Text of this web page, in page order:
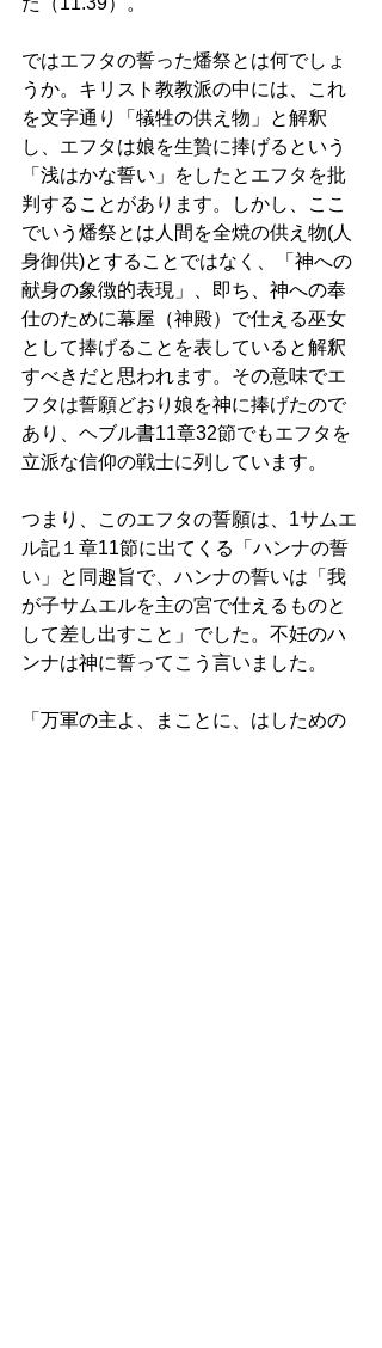
ではエフタの誓った燔祭とは何でしょ
うか。キリスト教教派の中には、これ
を文字通り「犠牲の供え物」と解釈
し、エフタは娘を生贄に捧げるという
「浅はかな誓い」をしたとエフタを批
判することがあります。しかし、ここ
でいう燔祭とは人間を全焼の供え物(人
身御供)とすることではなく、「神への
献身の象徴的表現」、即ち、神への奉
仕のために幕屋（神殿）で仕える巫女
として捧げることを表していると解釈
すべきだと思われます。その意味でエ
フタは誓願どおり娘を神に捧げたので
あり、ヘブル書11章32節でもエフタを
立派な信仰の戦士に列しています。
つまり、このエフタの誓願は、1サムエ
ル記１章11節に出てくる「ハンナの誓
い」と同趣旨で、ハンナの誓いは「我
が子サムエルを主の宮で仕えるものと
して差し出すこと」でした。不妊のハ
ンナは神に誓ってこう言いました。
「万軍の主よ、まことに、はしための